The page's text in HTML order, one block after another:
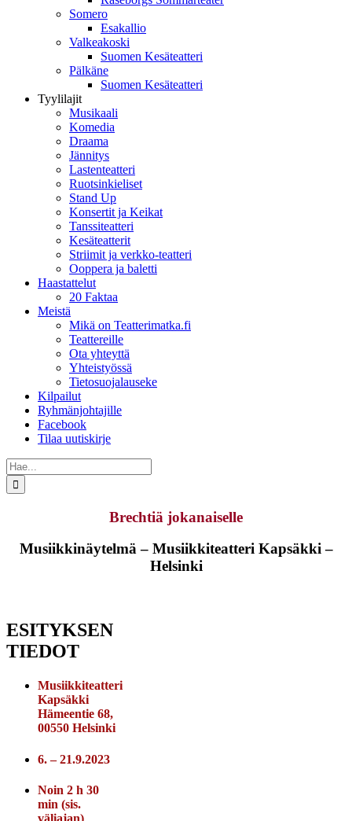
Somero
Esakallio
Valkeakoski
Suomen Kesäteatteri
Pälkäne
Suomen Kesäteatteri
Tyylilajit
Musikaali
Komedia
Draama
Jännitys
Lastenteatteri
Ruotsinkieliset
Stand Up
Konsertit ja Keikat
Tanssiteatteri
Kesäteatterit
Striimit ja verkko-teatteri
Ooppera ja baletti
Haastattelut
20 Faktaa
Meistä
Mikä on Teatterimatka.fi
Teattereille
Ota yhteyttä
Yhteistyössä
Tietosuojalauseke
Kilpailut
Ryhmänjohtajille
Facebook
Tilaa uutiskirje
Etsi
...
Brechtiä jokanaiselle
Musiikkinäytelmä – Musiikkiteatteri Kapsäkki –
Helsinki
ESITYKSEN
TIEDOT
Musiikkiteatteri
Kapsäkki
Hämeentie 68,
00550 Helsinki
6. – 21.9.2023
Noin 2 h 30
min (sis.
väliajan)